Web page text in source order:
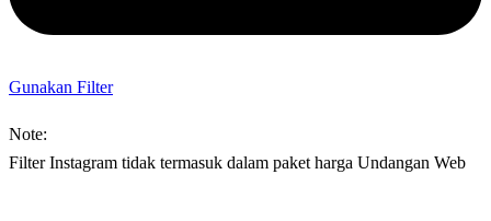
Gunakan Filter
Note:
Filter Instagram tidak termasuk dalam paket harga Undangan Web